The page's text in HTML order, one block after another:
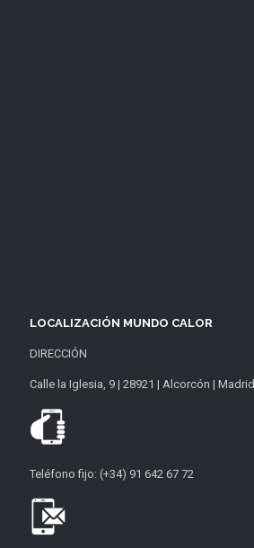
LOCALIZACIÓN MUNDO CALOR
DIRECCIÓN
Calle la Iglesia, 9 | 28921 | Alcorcón | Madrid
Teléfono fijo: (+34) 91 642 67 72